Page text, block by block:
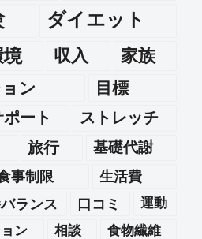
ダイエット
収入 家族
ン
目標
ート
ストレッチ
旅行 基礎代謝
事制限
生活費
ランス 口コミ
運動
ン 相談
食物繊維